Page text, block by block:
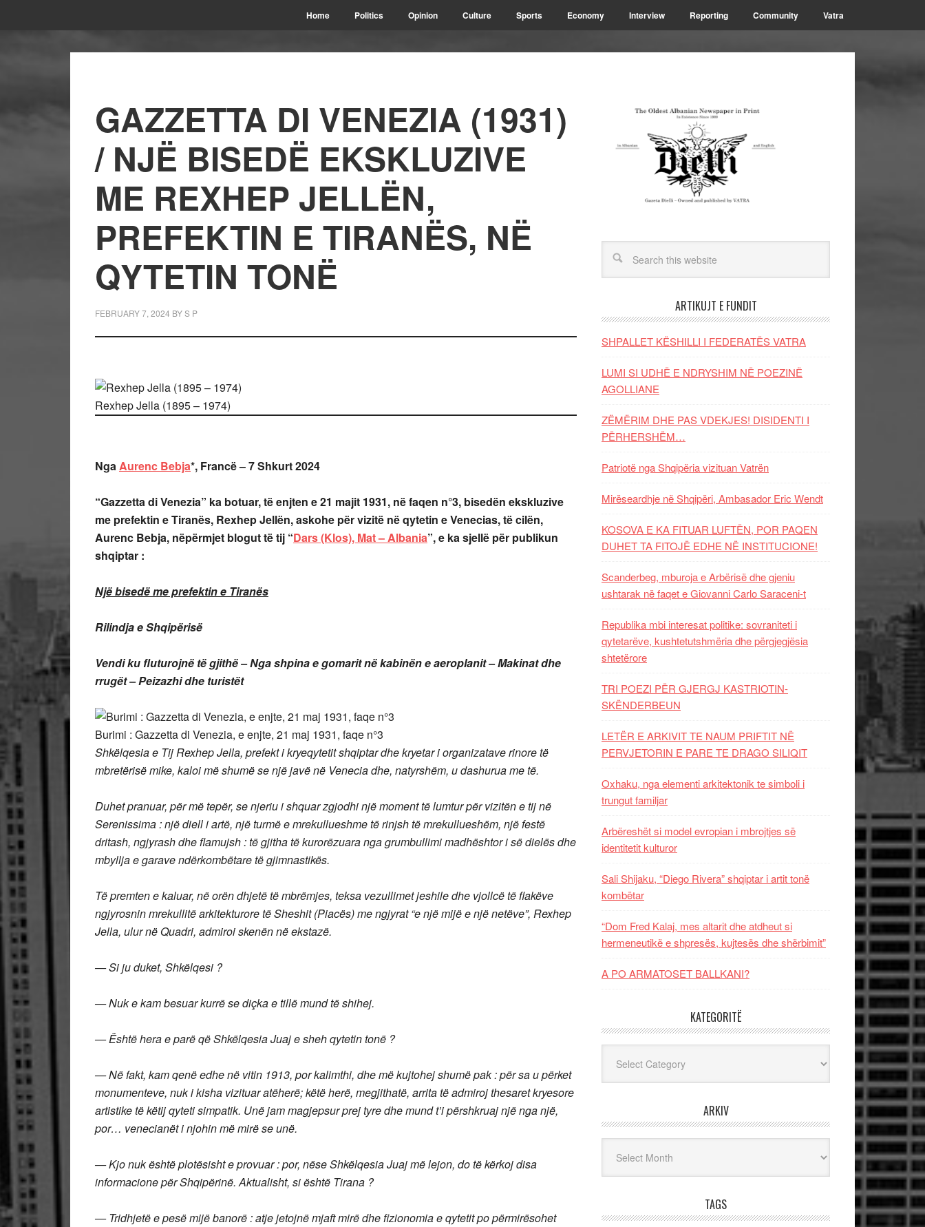
Home Politics Opinion Culture Sports Economy Interview Reporting Community Vatra
GAZZETTA DI VENEZIA (1931)
/ NJË BISEDË EKSKLUZIVE
ME REXHEP JELLËN,
PREFEKTIN E TIRANËS, NË
QYTETIN TONË
FEBRUARY 7, 2024 BYS P
Rexhep Jella (1895 – 1974)
NgaAurenc Bebja*, Francë – 7 Shkurt 2024
“Gazzetta di Venezia” ka botuar, të enjten e 21 majit 1931, në faqen n°3, bisedën ekskluzive
me prefektin e Tiranës, Rexhep Jellën, askohe për vizitë në qytetin e Venecias, të cilën,
Aurenc Bebja, nëpërmjet blogut të tij “Dars (Klos), Mat – Albania”, e ka sjellë për publikun
shqiptar :
Një bisedë me prefektin e Tiranës
Rilindja e Shqipërisë
Vendi ku fluturojnë të gjithë – Nga shpina e gomarit në kabinën e aeroplanit – Makinat dhe
rrugët – Peizazhi dhe turistët
Burimi : Gazzetta di Venezia, e enjte, 21 maj 1931, faqe n°3
Shkëlqesia e Tij Rexhep Jella, prefekt i kryeqytetit shqiptar dhe kryetar i organizatave rinore të
mbretërisë mike, kaloi më shumë se një javë në Venecia dhe, natyrshëm, u dashurua me të.
Duhet pranuar, për më tepër, se njeriu i shquar zgjodhi një moment të lumtur për vizitën e tij në
Serenissima : një diell i artë, një turmë e mrekullueshme të rinjsh të mrekullueshëm, një festë
dritash, ngjyrash dhe flamujsh :të gjitha të kurorëzuara nga grumbullimi madhështor i së dielës dhe
mbyllja e garave ndërkombëtare të gjimnastikës.
Të premten e kaluar, në orën dhjetë të mbrëmjes, teksa vezullimet jeshile dhe vjollcë të flakëve
ngjyrosnin mrekullitë arkitekturore të Sheshit (Piacës) me ngjyrat “e një mijë e një netëve”, Rexhep
Jella, ulur në Quadri, admiroi skenën në ekstazë.
— Si ju duket, Shkëlqesi ?
— Nuk e kam besuar kurrë se diçka e tillë mund të shihej.
— Është hera e parë që Shkëlqesia Juaj e sheh qytetin tonë ?
— Në fakt, kam qenë edhe në vitin 1913, por kalimthi, dhe më kujtohej shumë pak : për sa u përket
monumenteve, nuk i kisha vizituar atëherë; këtë herë, megjithatë, arrita të admiroj thesaret kryesore
artistike të këtij qyteti simpatik. Unë jam magjepsur prej tyre dhe mund t’i përshkruaj një nga një,
por… venecianët i njohin më mirë se unë.
— Kjo nuk është plotësisht e provuar : por, nëse Shkëlqesia Juaj më lejon, do të kërkoj disa
informacione për Shqipërinë. Aktualisht, si është Tirana ?
— Tridhjetë e pesë mijë banorë : atje jetojnë mjaft mirë dhe fizionomia e qytetit po përmirësohet
ARTIKUJT E FUNDIT
SHPALLET KËSHILLI I FEDERATËS VATRA
LUMI SI UDHË E NDRYSHIM NË POEZINË
AGOLLIANE
ZËMËRIM DHE PAS VDEKJES! DISIDENTI I
PËRHERSHËM…
Patriotë nga Shqipëria vizituan Vatrën
Mirëseardhje në Shqipëri, Ambasador Eric Wendt
KOSOVA E KA FITUAR LUFTËN, POR PAQEN
DUHET TA FITOJË EDHE NË INSTITUCIONE!
Scanderbeg, mburoja e Arbërisë dhe gjeniu
ushtarak në faqet e Giovanni Carlo Saraceni-t
Republika mbi interesat politike: sovraniteti i
qytetarëve, kushtetutshmëria dhe përgjegjësia
shtetërore
TRI POEZI PËR GJERGJ KASTRIOTIN-
SKËNDERBEUN
LETËR E ARKIVIT TE NAUM PRIFTIT NË
PERVJETORIN E PARE TE DRAGO SILIQIT
Oxhaku, nga elementi arkitektonik te simboli i
trungut familjar
Arbëreshët si model evropian i mbrojtjes së
identitetit kulturor
Sali Shijaku, “Diego Rivera” shqiptar i artit tonë
kombëtar
“Dom Fred Kalaj, mes altarit dhe atdheut si
hermeneutikë e shpresës, kujtesës dhe shërbimit”
A PO ARMATOSET BALLKANI?
KATEGORITË
ARKIV
TAGS